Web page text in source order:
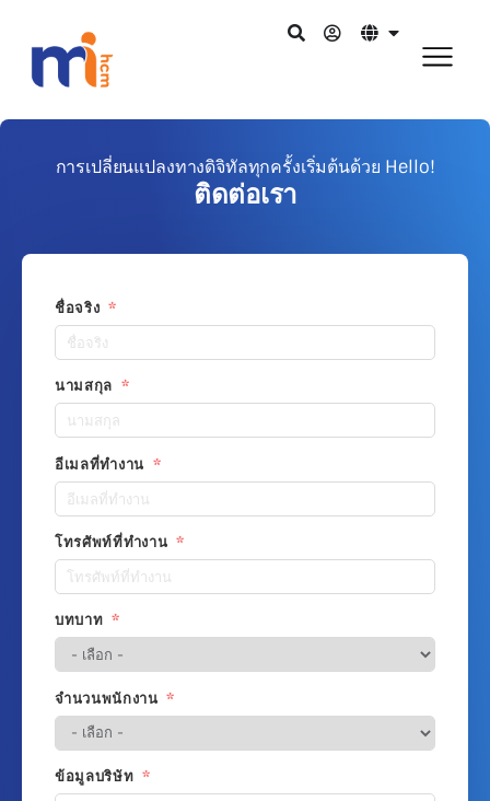
การเปลี่ยนแปลงทางดิจิทัลทุกครั้งเริ่มต้นด้วย Hello!
ติดต่อเรา
ชื่อจริง
นามสกุล
อีเมลที่ทำงาน
โทรศัพท์ที่ทำงาน
บทบาท
จำนวนพนักงาน
ข้อมูลบริษัท